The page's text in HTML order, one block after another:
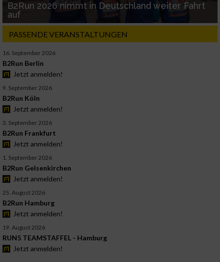
B2Run 2026 nimmt in Deutschland weiter Fahrt
auf
PASSENDE VERANSTALTUNGEN
16. September 2026
B2Run Berlin
Jetzt anmelden!
9. September 2026
B2Run Köln
Jetzt anmelden!
3. September 2026
B2Run Frankfurt
Jetzt anmelden!
1. September 2026
B2Run Gelsenkirchen
Jetzt anmelden!
25. August 2026
B2Run Hamburg
Jetzt anmelden!
19. August 2026
RUN5 TEAMSTAFFEL - Hamburg
Jetzt anmelden!